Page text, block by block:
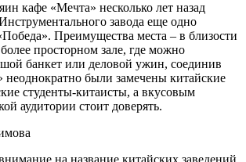
кафе «Мечта» несколько лет назад
завода еще одно
Преимущества места – в близости
просторном зале, где можно
банкет или деловой ужин, соединив
были замечены китайские
студенты-китаисты, а вкусовым
аудитории стоит доверять.